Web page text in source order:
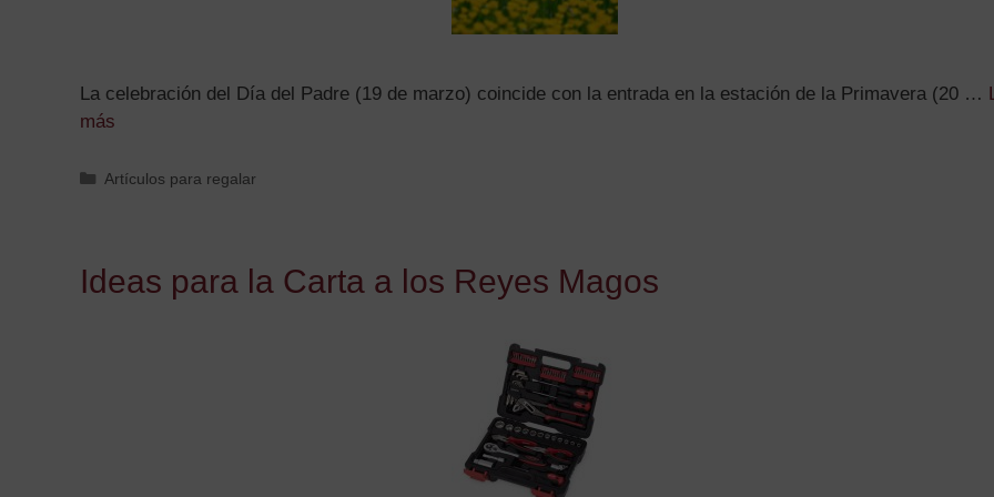
La celebración del Día del Padre (19 de marzo) coincide con la entrada en la estación de la Primavera (20 …
más
Artículos para regalar
Ideas para la Carta a los Reyes Magos